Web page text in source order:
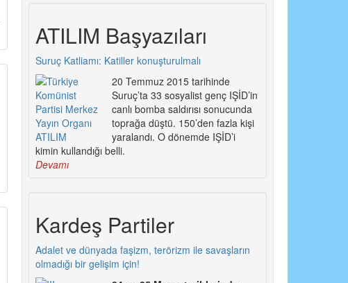
ATILIM Başyazıları
Suruç Katliamı: Katiller konuşturulmalı
20 Temmuz 2015 tarihinde
Suruç’ta 33 sosyalist genç IŞİD’in
canlı bomba saldırısı sonucunda
toprağa düştü. 150’den fazla kişi
yaralandı. O dönemde IŞİD’i
kimin kullandığı belli.
Devamı
Kardeş Partiler
Adalet ve dünyada faşizm, terörizm ile savaşların
olmadığı bir gelişim için!